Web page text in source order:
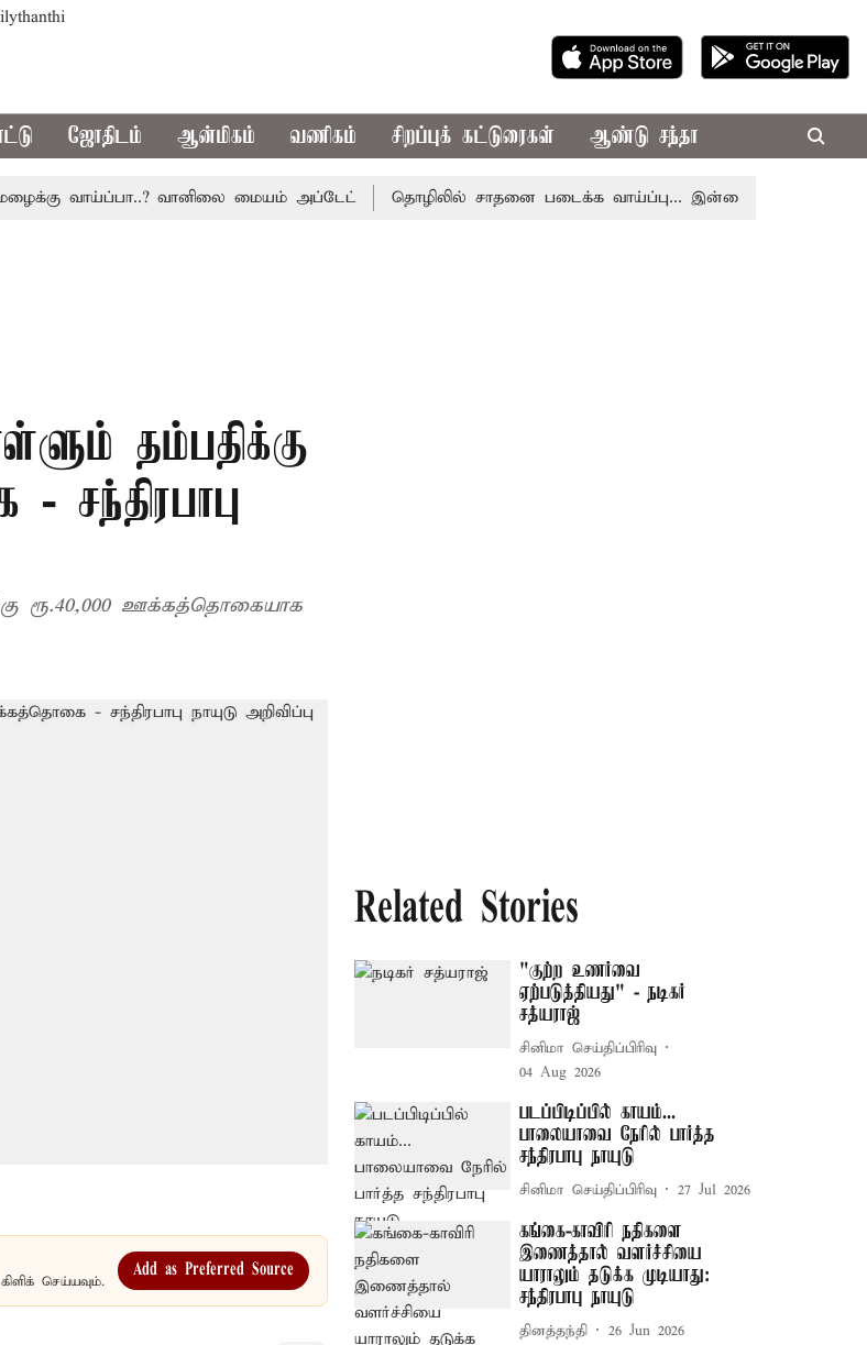
ஜோதிடம் ஆன்மிகம் வணிகம் சிறப்புக் கட்டுரைகள் ஆண்டு சந்தா
வாய்ப்பா..? வானிலை மையம் அப்டேட் தொழிலில் சாதனை படைக்க வாய்ப்பு... இன்றைய ராசிபலன்
தம்பதிக்கு
செய்யவும்.
Add as Preferred Source
Related Stories
"குற்ற உணர்வை
ஏற்படுத்தியது" - நடிகர்
சத்யராஜ்
சினிமா செய்திப்பிரிவு
04 Aug 2026
படப்பிடிப்பில் காயம்...
பாலையாவை நேரில் பார்த்த
சந்திரபாபு நாயுடு
சினிமா செய்திப்பிரிவு 27 Jul 2026
கங்கை-காவிரி நதிகளை
இணைத்தால் வளர்ச்சியை
யாராலும் தடுக்க முடியாது:
சந்திரபாபு நாயுடு
தினத்தந்தி 26 Jun 2026